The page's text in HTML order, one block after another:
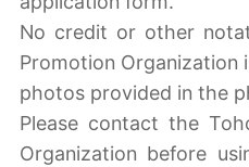
No credit or other
Promotion Organization
photos provided in the
Please contact the
Organization before